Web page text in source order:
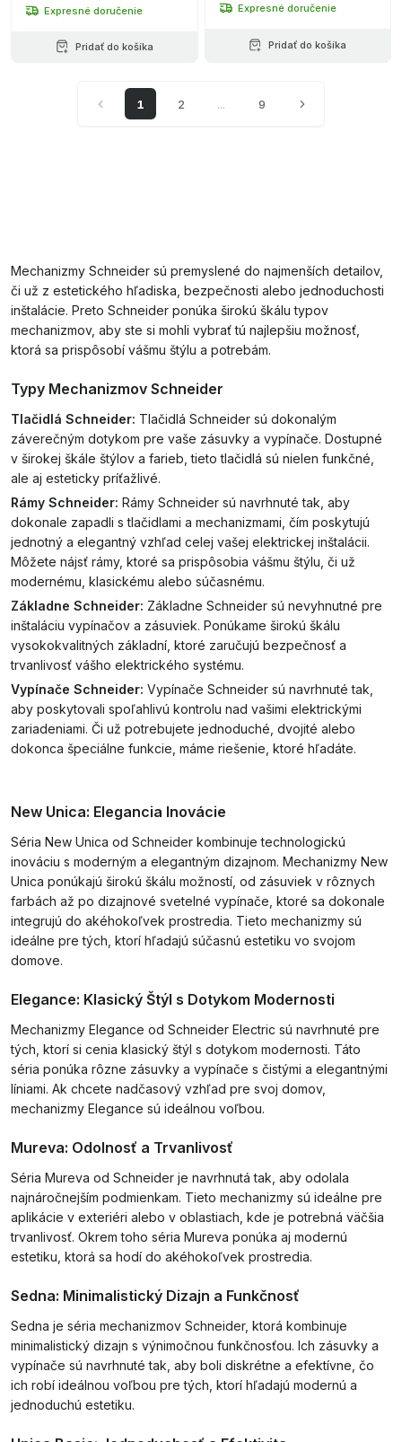
Expresné doručenie
Pridať do košíka
Expresné doručenie
Pridať do košíka
1 2 ... 9
Mechanizmy Schneider sú premyslené do najmenších detailov,
či už z estetického hľadiska, bezpečnosti alebo jednoduchosti
inštalácie. Preto Schneider ponúka širokú škálu typov
mechanizmov, aby ste si mohli vybrať tú najlepšiu možnosť,
ktorá sa prispôsobí vášmu štýlu a potrebám.
Typy Mechanizmov Schneider
Tlačidlá Schneider: Tlačidlá Schneider sú dokonalým
záverečným dotykom pre vaše zásuvky a vypínače. Dostupné
v širokej škále štýlov a farieb, tieto tlačidlá sú nielen funkčné,
ale aj esteticky príťažlivé.
Rámy Schneider: Rámy Schneider sú navrhnuté tak, aby
dokonale zapadli s tlačidlami a mechanizmami, čím poskytujú
jednotný a elegantný vzhľad celej vašej elektrickej inštalácii.
Môžete nájsť rámy, ktoré sa prispôsobia vášmu štýlu, či už
modernému, klasickému alebo súčasnému.
Základne Schneider: Základne Schneider sú nevyhnutné pre
inštaláciu vypínačov a zásuviek. Ponúkame širokú škálu
vysokokvalitných základní, ktoré zaručujú bezpečnosť a
trvanlivosť vášho elektrického systému.
Vypínače Schneider: Vypínače Schneider sú navrhnuté tak,
aby poskytovali spoľahlivú kontrolu nad vašimi elektrickými
zariadeniami. Či už potrebujete jednoduché, dvojité alebo
dokonca špeciálne funkcie, máme riešenie, ktoré hľadáte.
New Unica: Elegancia Inovácie
Séria New Unica od Schneider kombinuje technologickú
inováciu s moderným a elegantným dizajnom. Mechanizmy New
Unica ponúkajú širokú škálu možností, od zásuviek v rôznych
farbách až po dizajnové svetelné vypínače, ktoré sa dokonale
integrujú do akéhokoľvek prostredia. Tieto mechanizmy sú
ideálne pre tých, ktorí hľadajú súčasnú estetiku vo svojom
domove.
Elegance: Klasický Štýl s Dotykom Modernosti
Mechanizmy Elegance od Schneider Electric sú navrhnuté pre
tých, ktorí si cenia klasický štýl s dotykom modernosti. Táto
séria ponúka rôzne zásuvky a vypínače s čistými a elegantnými
líniami. Ak chcete nadčasový vzhľad pre svoj domov,
mechanizmy Elegance sú ideálnou voľbou.
Mureva: Odolnosť a Trvanlivosť
Séria Mureva od Schneider je navrhnutá tak, aby odolala
najnáročnejším podmienkam. Tieto mechanizmy sú ideálne pre
aplikácie v exteriéri alebo v oblastiach, kde je potrebná väčšia
trvanlivosť. Okrem toho séria Mureva ponúka aj modernú
estetiku, ktorá sa hodí do akéhokoľvek prostredia.
Sedna: Minimalistický Dizajn a Funkčnosť
Sedna je séria mechanizmov Schneider, ktorá kombinuje
minimalistický dizajn s výnimočnou funkčnosťou. Ich zásuvky a
vypínače sú navrhnuté tak, aby boli diskrétne a efektívne, čo
ich robí ideálnou voľbou pre tých, ktorí hľadajú modernú a
jednoduchú estetiku.